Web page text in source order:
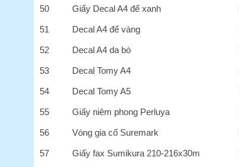
50 Giấy Decal A4 đế xanh
51 Decal A4 đế vàng
52 Decal A4 da bò
53 Decal Tomy A4
54 Decal Tomy A5
55 Giấy niêm phong Perluya
56 Vòng gia cố Suremark
57 Giấy fax Sumikura 210-216x30m